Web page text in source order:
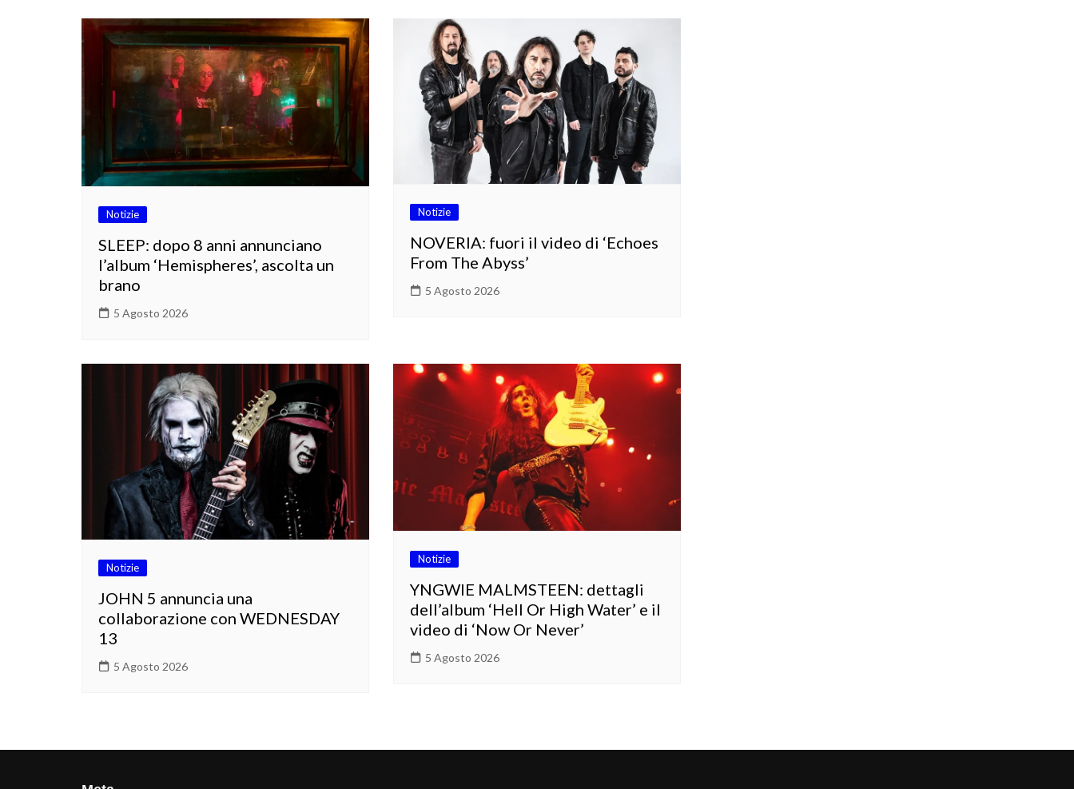
Notizie
SLEEP: dopo 8 anni annunciano
l’album ‘Hemispheres’, ascolta un
brano
5 Agosto 2026
Notizie
NOVERIA: fuori il video di ‘Echoes
From The Abyss’
5 Agosto 2026
Notizie
JOHN 5 annuncia una
collaborazione con WEDNESDAY
13
5 Agosto 2026
Notizie
YNGWIE MALMSTEEN: dettagli
dell’album ‘Hell Or High Water’ e il
video di ‘Now Or Never’
5 Agosto 2026